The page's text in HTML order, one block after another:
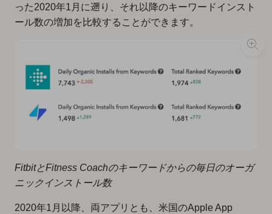
った2020年1月に遡り、それ以降のキーワードインスト
ール数の増加を比較することができます。
FitbitとFitness Coachのキーワードからの毎日のオーガ
ニックインストール数
2020年1月以降、両アプリとも、米国のApple App